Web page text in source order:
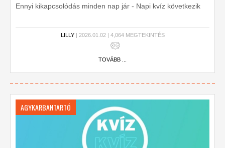
Ennyi kikapcsolódás minden nap jár - Napi kvíz következik
LILLY| 2026.01.02 | 4,064 MEGTEKINTÉS
TOVÁBB ...
AGYKARBANTARTÓ